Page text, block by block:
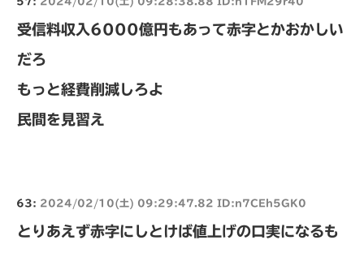
受信料収入6000億円もあって赤字とかおかしい
だろ
もっと経費削減しろよ
民間を見習え
63: 2024/02/10(土) 09:29:47.82 ID:n7CEh5GK0
とりあえず赤字にしとけば値上げの口実になるも